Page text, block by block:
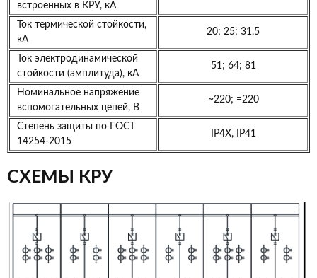
встроенных в КРУ, кА
Ток термической стойкости,
кА
20; 25; 31,5
Ток электродинамической
стойкости (амплитуда), кА
51; 64; 81
Номинальное напряжение
вспомогательных цепей, В
~220; =220
Степень защиты по ГОСТ
14254-2015
IP4X, IP41
СХЕМЫ КРУ